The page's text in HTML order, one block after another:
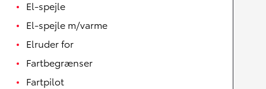
El-spejle
El-spejle m/varme
Elruder for
Fartbegrænser
Fartpilot